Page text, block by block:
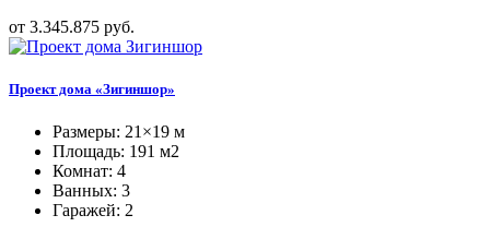
от 3.345.875 руб.
Проект дома «Зигиншор»
Размеры: 21×19 м
Площадь: 191 м2
Комнат: 4
Ванных: 3
Гаражей: 2